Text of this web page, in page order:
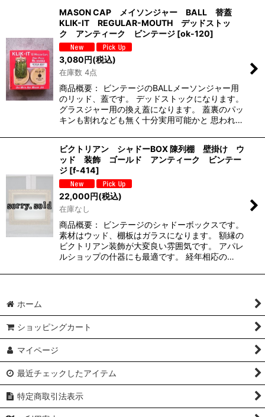
MASON CAP メイソンジャー BALL 替蓋
KLIK-IT REGULAR-MOUTH デッドストッ
ク アンティーク ビンテージ [ok-120]
3,080円(税込)
在庫数 4点
商品概要： ビンテージのBALLメーソンジャー用
のリッド、蓋です。 デッドストックになります。
グラスジャー用の換え蓋になります。 蓋裏のパッ
キンも割れなども無く十分実用可能かと 思われ…
ビクトリアン シャドーBOX 陳列棚 壁掛け ウ
ッド 装飾 ゴールド アンティーク ビンテー
ジ [f-414]
22,000円(税込)
在庫なし
商品概要： ビンテージのシャドーボックスです。
素材はウッド、棚板はガラスになります。 額縁の
ビクトリアン装飾が大変良い雰囲気です。 アパレ
ルショップの什器にも最適です。 経年相応の…
ホーム
ショッピングカート
マイページ
最近チェックしたアイテム
特定商取引法表示